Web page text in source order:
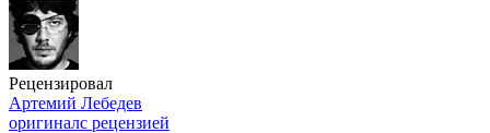
Рецензировал
Артемий Лебедев
оригиналс рецензией